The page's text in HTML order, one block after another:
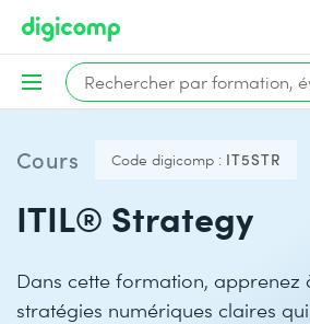
Cours Code digicomp : IT5STR
ITIL® Strategy
Dans cette formation, apprenez
stratégies numériques claires